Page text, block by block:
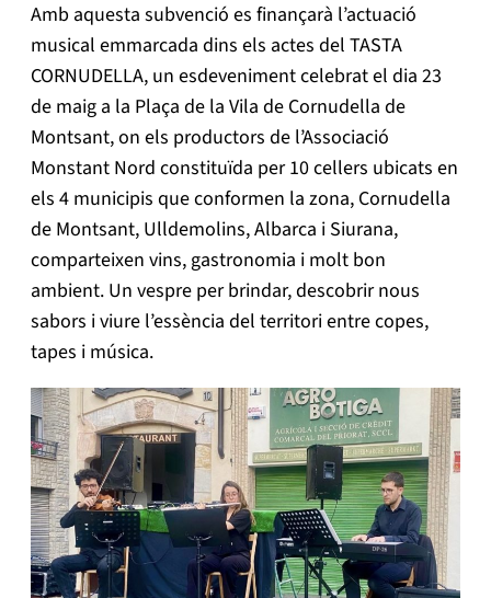
Amb aquesta subvenció es finançarà l’actuació
musical emmarcada dins els actes del TASTA
CORNUDELLA, un esdeveniment celebrat el dia 23
de maig a la Plaça de la Vila de Cornudella de
Montsant, on els productors de l’Associació
Monstant Nord constituïda per 10 cellers ubicats en
els 4 municipis que conformen la zona, Cornudella
de Montsant, Ulldemolins, Albarca i Siurana,
comparteixen vins, gastronomia i molt bon
ambient. Un vespre per brindar, descobrir nous
sabors i viure l’essència del territori entre copes,
tapes i música.